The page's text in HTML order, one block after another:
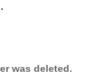
was deleted.